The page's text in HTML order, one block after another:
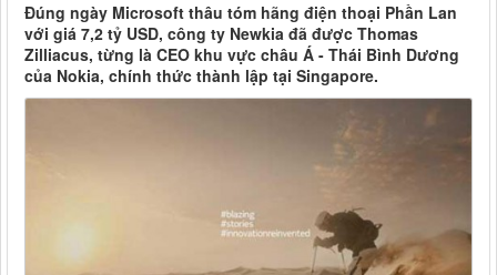
Đúng ngày Microsoft thâu tóm hãng điện thoại Phần Lan
với giá 7,2 tỷ USD, công ty Newkia đã được Thomas
Zilliacus, từng là CEO khu vực châu Á - Thái Bình Dương
của Nokia, chính thức thành lập tại Singapore.